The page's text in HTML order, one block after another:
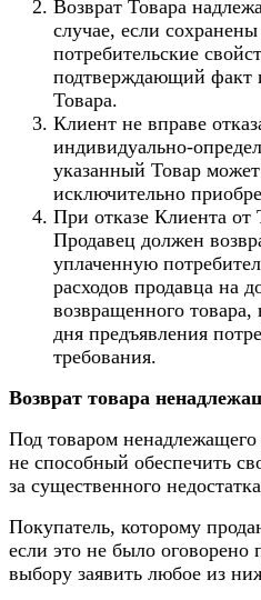
Возврат Товара
случае, если
потребительские
подтверждающий факт
Товара.
Клиент не вправе
индивидуально-
указанный Товар
исключительно
При отказе Клиента от
Продавец должен
уплаченную
расходов продавца на
возвращенного товара,
дня предъявления
требования.
Возврат товара
Под товаром ненадлежащего
не способный обеспечить
за существенного
Покупатель, которому
если это не было оговорено
выбору заявить любое из